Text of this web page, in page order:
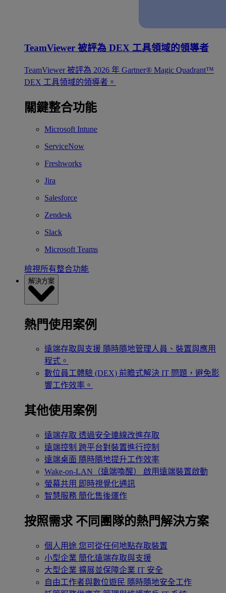
TeamViewer 被評為 DEX 工具領域的領導者
TeamViewer 被評為 2026 年 Gartner® Magic Quadrant™
DEX 工具領域的領導者。
關鍵整合功能
Microsoft Intune
ServiceNow
Freshworks
Jira
Salesforce
Zendesk
Slack
Microsoft Teams
檢視所有整合功能
解決方案
熱門使用案例
遠端存取與支援 隨時隨地管理人員、裝置與應用
程式。
數位員工體驗 (DEX) 前瞻式解決 IT 問題，避免影
響工作效率。
其他使用案例
遠端存取 透過安全連線改進存取
遠端控制 跨平台對裝置進行控制
遠端桌面 隨時隨地提升工作效率
Wake-on-LAN（遠端喚醒）
啟用遠端裝置啟動
螢幕共用 即時視覺化通訊
智慧服務 簡化售後運作
按照需求 不同團隊的熱門解決方案
個人用途 您可從任何地點存取裝置
小型企業 簡化遠端存取與支援
大型企業 擴展並保障企業 IT 安全
自由工作者與數位遊民 隨時隨地安全工作